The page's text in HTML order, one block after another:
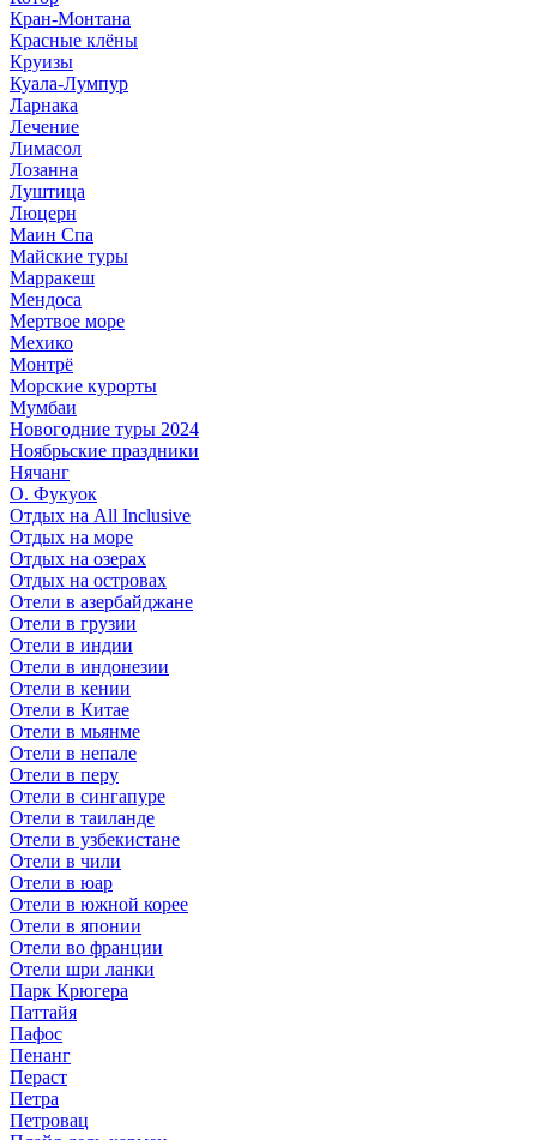
Кран-Монтана
Красные клёны
Круизы
Куала-Лумпур
Ларнака
Лечение
Лимасол
Лозанна
Луштица
Люцерн
Маин Спа
Майские туры
Марракеш
Мендоса
Мертвое море
Мехико
Монтрё
Морские курорты
Мумбаи
Новогодние туры 2024
Ноябрьские праздники
Нячанг
О. Фукуок
Отдых на All Inclusive
Отдых на море
Отдых на озерах
Отдых на островах
Отели в азербайджане
Отели в грузии
Отели в индии
Отели в индонезии
Отели в кении
Отели в Китае
Отели в мьянме
Отели в непале
Отели в перу
Отели в сингапуре
Отели в таиланде
Отели в узбекистане
Отели в чили
Отели в юар
Отели в южной корее
Отели в японии
Отели во франции
Отели шри ланки
Парк Крюгера
Паттайя
Пафос
Пенанг
Пераст
Петра
Петровац